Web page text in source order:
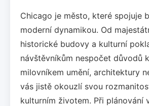
Chicago je město, které spojuje
moderní dynamikou. Od
historické budovy a kulturní
návštěvníkům nespočet důvodů
milovníkem umění, architektury
vás jistě okouzlí svou
kulturním životem. Při plánování